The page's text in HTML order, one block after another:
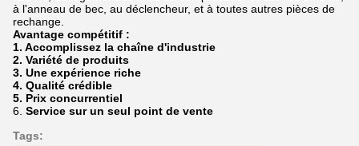
à l'anneau de bec, au déclencheur, et à toutes autres pièces de
rechange.
Avantage compétitif :
1. Accomplissez la chaîne d'industrie
2. Variété de produits
3. Une expérience riche
4. Qualité crédible
5. Prix concurrentiel
6. Service sur un seul point de vente
Tags: